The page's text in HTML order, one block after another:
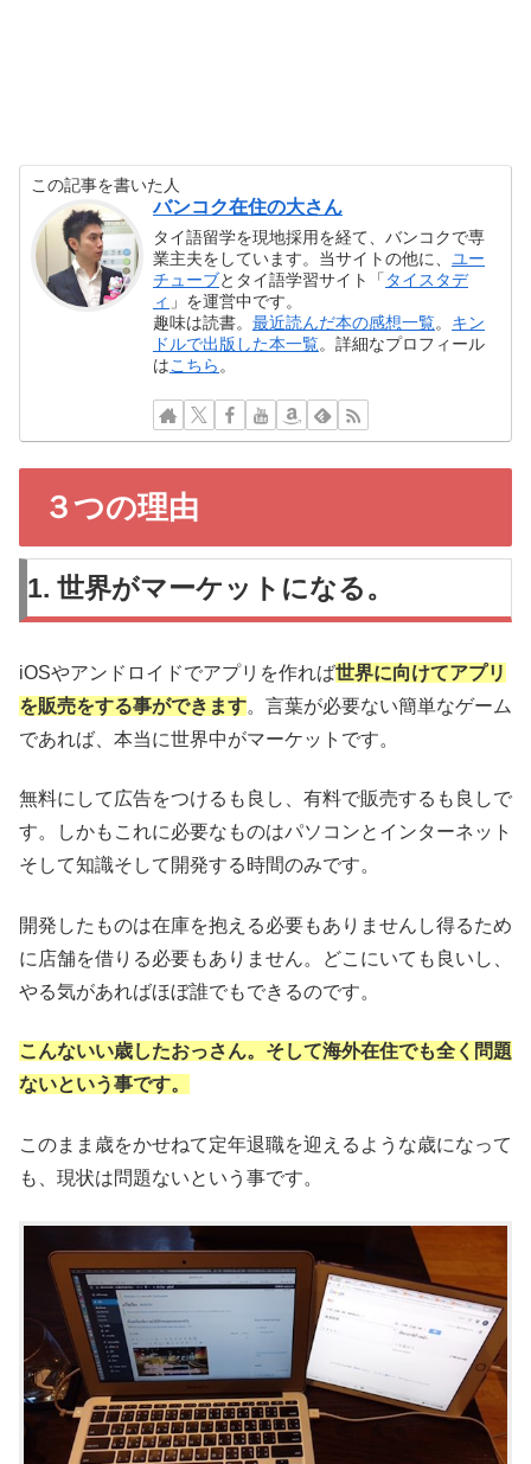
この記事を書いた人
バンコク在住の大さん
タイ語留学を現地採用を経て、バンコクで専
業主夫をしています。当サイトの他に、 ユー
チューブとタイ語学習サイト「 タイスタデ
ィ 」を運営中です。
趣味は読書。最近読んだ本の感想一覧。 キン
ドルで出版した本一覧。詳細なプロフィール
はこちら 。
３つの理由
1. 世界がマーケットになる。
iOSやアンドロイドでアプリを作れば世界に向けてアプリ
を販売をする事ができます。言葉が必要ない簡単なゲーム
であれば、本当に世界中がマーケットです。
無料にして広告をつけるも良し、有料で販売するも良しで
す。しかもこれに必要なものはパソコンとインターネット
そして知識そして開発する時間のみです。
開発したものは在庫を抱える必要もありませんし得るため
に店舗を借りる必要もありません。どこにいても良いし、
やる気があればほぼ誰でもできるのです。
こんないい歳したおっさん。そして海外在住でも全く問題
ないという事です。
このまま歳をかせねて定年退職を迎えるような歳になって
も、現状は問題ないという事です。